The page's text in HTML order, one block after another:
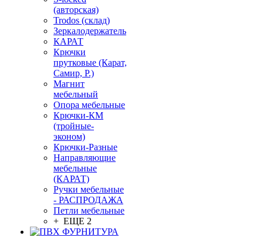
(авторская)
Trodos (склад)
Зеркалодержатель
КАРАТ
Крючки
прутковые (Карат,
Самир, Р.)
Магнит
мебельный
Опора мебельные
Крючки-КМ
(тройные-
эконом)
Крючки-Разные
Направляющие
мебельные
(КАРАТ)
Ручки мебельные
- РАСПРОДАЖА
Петли мебельные
+ ЕЩЕ 2